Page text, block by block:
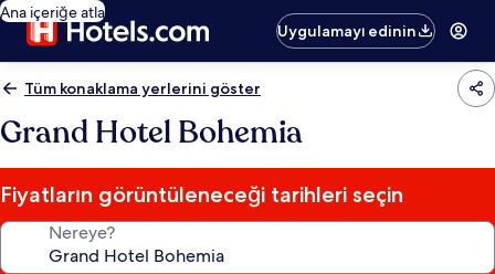
Ana içeriğe atla
Uygulamayı edinin
Tüm konaklama yerlerini göster
Grand Hotel Bohemia
Fiyatların görüntüleneceği tarihleri seçin
Nereye?